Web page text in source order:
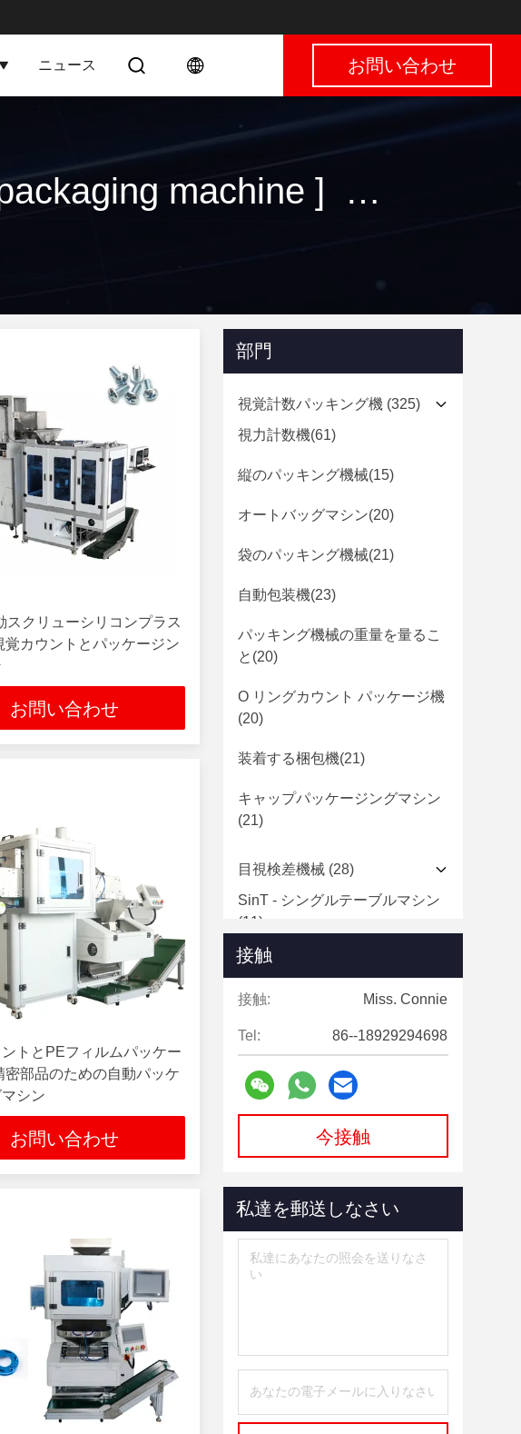
ニュース お問い合わせ
キーワード [ integrated counting and packaging machine ] マッチ 120 製品
スクリューシリコンプラス
覚カウントとパッケージン
お問い合わせ
トとPEフィルムパッケー
密部品のための自動パッケ
シン
お問い合わせ
部門
視覚計数パッキング機 (325)
視力計数機(61)
縦のパッキング機械(15)
オートバッグマシン(20)
袋のパッキング機械(21)
自動包装機(23)
パッキング機械の重量を量るこ
と (20)
O リングカウント パッケージ機
(20)
装着する梱包機(21)
キャップパッケージングマシン
(21)
目視検差機械 (28)
SinT - シングルテーブルマシン
(11)
WirT - ワイヤーシール用機械
デント・デュアルテーブルマシ
StreT- 閉じた亀裂検出
ロングT大型Oリング検査機
LinTケーブル検査機(1)
レーザーのクリーニング機械
(3)
包装用品(5)
接触
接触: Miss. Connie
Tel: 86--18929294698
今接触
私達を郵送しなさい